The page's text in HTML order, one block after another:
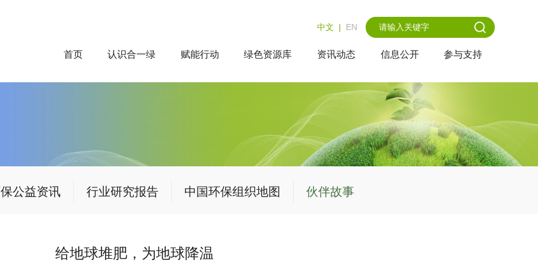
中文 | EN
首页 认识合一绿 赋能行动 绿色资源库 资讯动态 信息公开 参与支持
公益资讯 行业研究报告 中国环保组织地图 伙伴故事
给地球堆肥，为地球降温